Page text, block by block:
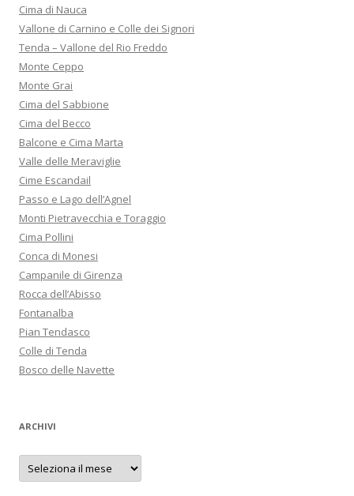
Cima di Nauca
Vallone di Carnino e Colle dei Signori
Tenda – Vallone del Rio Freddo
Monte Ceppo
Monte Grai
Cima del Sabbione
Cima del Becco
Balcone e Cima Marta
Valle delle Meraviglie
Cime Escandail
Passo e Lago dell’Agnel
Monti Pietravecchia e Toraggio
Cima Pollini
Conca di Monesi
Campanile di Girenza
Rocca dell’Abisso
Fontanalba
Pian Tendasco
Colle di Tenda
Bosco delle Navette
ARCHIVI
A
c